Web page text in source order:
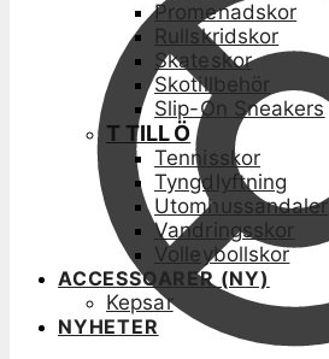
Promenadskor
Rullskridskor
Skateskor
Skotillbehör
Slip-On Sneakers
T TILL Ö
Tennisskor
Tyngdlyftning
Utomhussandaler
Vandringsskor
Volleybollskor
ACCESSOARER (NY)
Kepsar
NYHETER